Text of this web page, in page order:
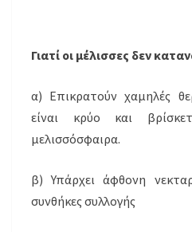
Γιατί οι μέλισσες δεν
α) Επικρατούν χαμηλές
είναι κρύο και
μελισσόσφαιρα.
β) Υπάρχει άφθονη
συνθήκες συλλογής